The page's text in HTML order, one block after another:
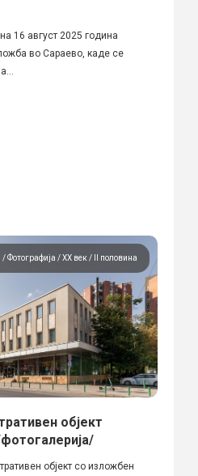
16 август 2025 година
во Сараево, каде се
Фотографија ХХ век / II половина
објект
објект со изложбен